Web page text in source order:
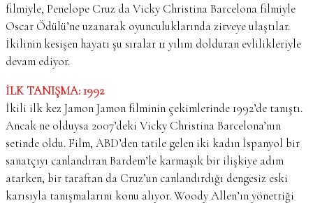
filmiyle, Penelope Cruz da Vicky Christina Barcelona filmiyle
Oscar Ödülü’ne uzanarak oyunculuklarında zirveye ulaştılar.
İkilinin kesişen hayatı şu sıralar 11 yılını dolduran evlilikleriyle
devam ediyor.
İLK TANIŞMA: 1992
İkili ilk kez Jamon Jamon filminin çekimlerinde 1992’de tanıştı.
Ancak ne olduysa 2007’deki Vicky Christina Barcelona’nın
setinde oldu. Film, ABD’den tatile gelen iki kadın İspanyol bir
sanatçıyı canlandıran Bardem’le karmaşık bir ilişkiye adım
atarken, bir taraftan da Cruz’un canlandırdığı dengesiz eski
karısıyla tanışmalarını konu alıyor. Woody Allen’ın yönettiği